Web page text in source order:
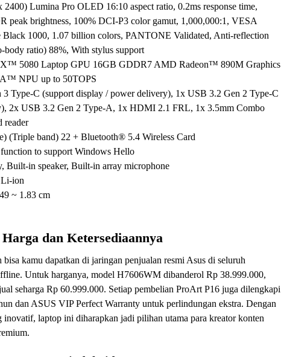
Lumina Pro OLED 16:10 aspect ratio, 0.2ms response time,
peak brightness, 100% DCI-P3 color gamut, 1,000,000:1, VESA
1000, 1.07 billion colors, PANTONE Validated, Anti-reflection
body ratio) 88%, With stylus support
5080 Laptop GPU 16GB GDDR7 AMD Radeon™ 890M Graphics
NPU up to 50TOPS
Type-C (support display / power delivery), 1x USB 3.2 Gen 2 Type-C
2x USB 3.2 Gen 2 Type-A, 1x HDMI 2.1 FRL, 1x 3.5mm Combo
reader
(Triple band) 22 + Bluetooth® 5.4 Wireless Card
to support Windows Hello
Built-in speaker, Built-in array microphone
ion
~ 1.83 cm
dan Ketersediaannya
kamu dapatkan di jaringan penjualan resmi Asus di seluruh
Untuk harganya, model H7606WM dibanderol Rp 38.999.000,
seharga Rp 60.999.000. Setiap pembelian ProArt P16 juga dilengkapi
dan ASUS VIP Perfect Warranty untuk perlindungan ekstra. Dengan
laptop ini diharapkan jadi pilihan utama para kreator konten